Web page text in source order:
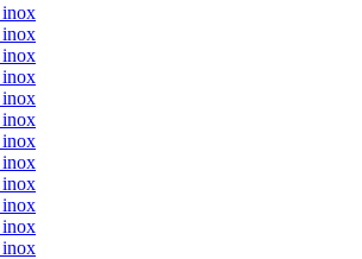
inox
inox
inox
inox
inox
inox
inox
inox
inox
inox
inox
inox